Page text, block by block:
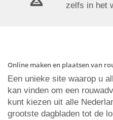
zelfs in het
Online maken en plaatsen van
Een unieke site waarop u
kan vinden om een
kunt kiezen uit alle
grootste dagbladen tot de